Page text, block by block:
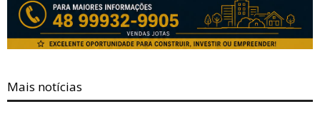
Mais notícias